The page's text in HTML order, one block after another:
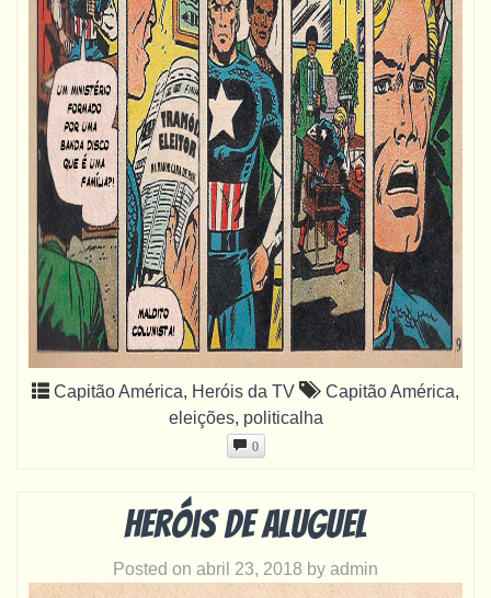
Capitão América, Heróis da TV Capitão América,
eleições, politicalha
0
Heróis de aluguel
Posted on abril 23, 2018 by admin